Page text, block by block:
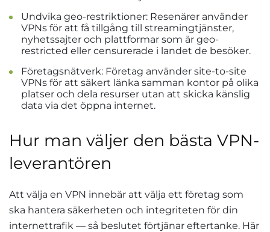
Undvika geo-restriktioner: Resenärer använder
VPNs för att få tillgång till streamingtjänster,
nyhetssajter och plattformar som är geo-
restricted eller censurerade i landet de besöker.
Företagsnätverk: Företag använder site-to-site
VPNs för att säkert länka samman kontor på olika
platser och dela resurser utan att skicka känslig
data via det öppna internet.
Hur man väljer den bästa VPN-
leverantören
Att välja en VPN innebär att välja ett företag som
ska hantera säkerheten och integriteten för din
internettrafik — så beslutet förtjänar eftertanke. Här